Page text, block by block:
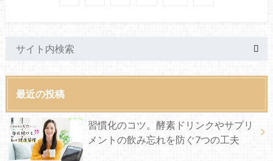
最近の投稿
習慣化のコツ。酵素ドリンクやサプリ
メントの飲み忘れを防ぐ7つの工夫